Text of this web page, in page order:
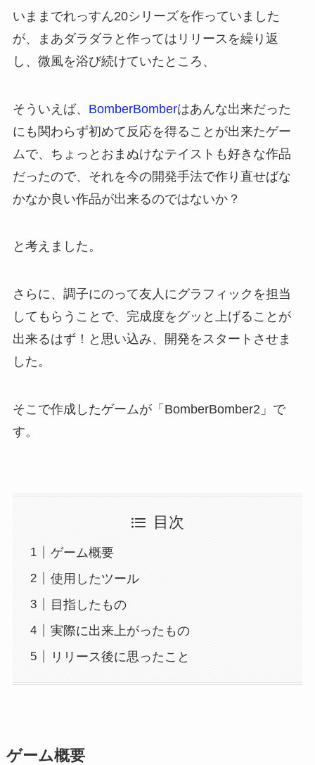
いままでれっすん20シリーズを作っていました
が、まあダラダラと作ってはリリースを繰り返
し、微風を浴び続けていたところ、
そういえば、 BomberBomberはあんな出来だった
にも関わらず初めて反応を得ることが出来たゲー
ムで、ちょっとおまぬけなテイストも好きな作品
だったので、それを今の開発手法で作り直せばな
かなか良い作品が出来るのではないか？
と考えました。
さらに、調子にのって友人にグラフィックを担当
してもらうことで、完成度をグッと上げることが
出来るはず！と思い込み、開発をスタートさせま
した。
そこで作成したゲームが「BomberBomber2」で
す。
目次
ゲーム概要
使用したツール
目指したもの
実際に出来上がったもの
リリース後に思ったこと
ゲーム概要